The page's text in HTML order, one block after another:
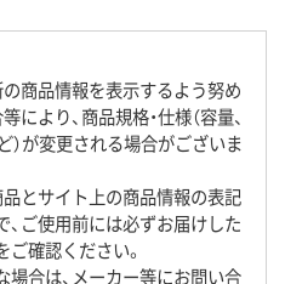
商品情報を表示するよう努め
より、商品規格・仕様（容量、
）が変更される場合がございま
とサイト上の商品情報の表記
ご使用前には必ずお届けした
確認ください。
合は、メーカー等にお問い合